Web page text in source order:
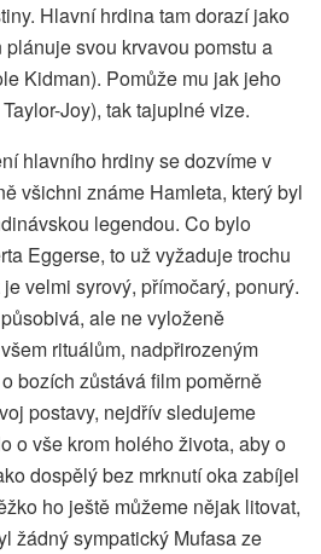
Hlavní hrdina tam dorazí jako
svou krvavou pomstu a
Kidman). Pomůže mu jak jeho
Joy), tak tajuplné vize.
hlavního hrdiny se dozvíme v
všichni známe Hamleta, který byl
legendou. Co bylo
Eggerse, to už vyžaduje trochu
velmi syrový, přímočarý, ponurý.
ale ne vyloženě
rituálům, nadpřirozeným
bozích zůstává film poměrně
postavy, nejdřív sledujeme
o vše krom holého života, aby o
dospělý bez mrknutí oka zabíjel
ho ještě můžeme nějak litovat,
žádný sympatický Mufasa ze